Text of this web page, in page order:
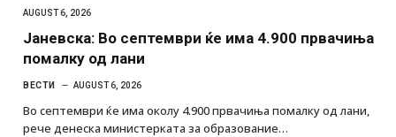
AUGUST 6, 2026
Јаневска: Во септември ќе има 4.900 првачиња
помалку од лани
ВЕСТИ AUGUST 6, 2026
Во септември ќе има околу 4.900 првачиња помалку од лани,
рече денеска министерката за образование…